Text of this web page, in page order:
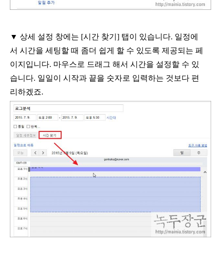
▼ 상세 설정 창에는 [시간 찾기 ] 탭이 있습니다. 일정에
서 시간을 세팅할 때 좀더 쉽게 할 수 있도록 제공되는 페
이지입니다. 마우스로 드래그 해서 시간을 설정할 수 있
습니다. 일일이 시작과 끝을 숫자로 입력하는 것보다 편
리하겠죠.